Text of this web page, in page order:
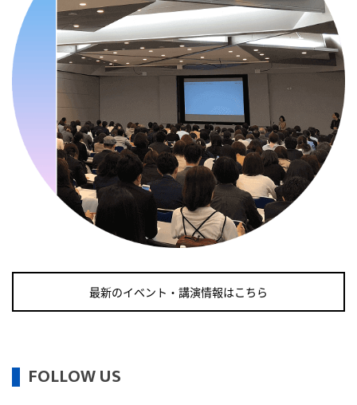
・世界アルツハイマー月間
・健康増進普及月間
・歯ヂカラ探究月間
・職場の健康診断実施強化月間
・自殺予防週間
・世界自殺予防デー
・日本骨髄増殖性腫瘍の日
・知的障害者愛護デー
・糖化の日
2026/09/11(金)
・世界アルツハイマー月間
・健康増進普及月間
・歯ヂカラ探究月間
最新のイベント・講演情報はこちら
FOLLOW US